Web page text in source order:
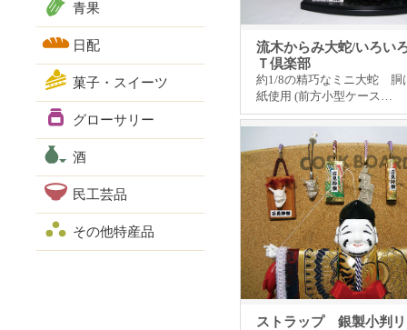
青果
日配
菓子・スイーツ
グローサリー
酒
民工芸品
その他特産品
流木からみ大蛇/いろい
Ｔ倶楽部
約1/8の精巧なミニ大蛇 胴
紙使用 (前方小型ケース…
ストラップ 銀製小判